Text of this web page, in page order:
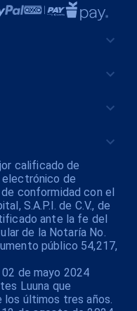
calificado de
de
conformidad con el
S.A.P.I. de C.V., de
ante la fe del
de la Notaría No.
público 54,217,
de mayo 2024
Luuna que
últimos tres años.